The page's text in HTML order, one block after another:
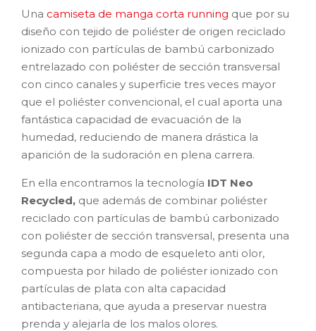
Una camiseta de manga corta running que por su
diseño con tejido de poliéster de origen reciclado
ionizado con partículas de bambú carbonizado
entrelazado con poliéster de sección transversal
con cinco canales y superficie tres veces mayor
que el poliéster convencional, el cual aporta una
fantástica capacidad de evacuación de la
humedad, reduciendo de manera drástica la
aparición de la sudoración en plena carrera.
En ella encontramos la tecnología IDT Neo
Recycled, que además de combinar poliéster
reciclado con partículas de bambú carbonizado
con poliéster de sección transversal, presenta una
segunda capa a modo de esqueleto anti olor,
compuesta por hilado de poliéster ionizado con
partículas de plata con alta capacidad
antibacteriana, que ayuda a preservar nuestra
prenda y alejarla de los malos olores.